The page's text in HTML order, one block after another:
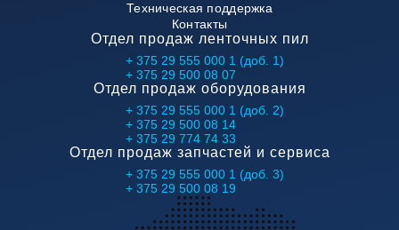
Отдел продаж ленточных пил
+ 375 29 555 000 1 (доб. 1)
+ 375 29 500 08 07
Отдел продаж оборудования
+ 375 29 555 000 1 (доб. 2)
+ 375 29 500 08 14
+ 375 29 774 74 33
Отдел продаж запчастей и сервиса
+ 375 29 555 000 1 (доб. 3)
+ 375 29 500 08 19
Техническая поддержка
Контакты